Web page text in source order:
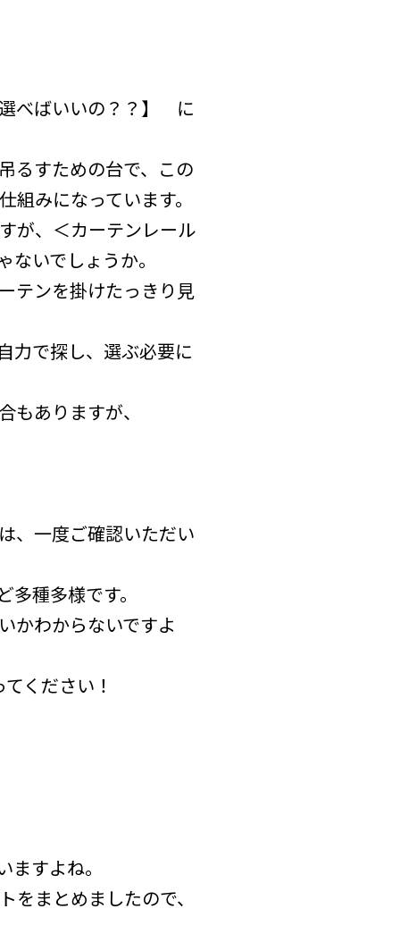
べばいいの？？】 に
るすための台で、この
みになっています。
が、＜カーテンレール
いでしょうか。
テンを掛けたっきり見
力で探し、選ぶ必要に
ありますが、
、一度ご確認いただい
種多様です。
かわからないですよ
ください！
すよね。
まとめましたので、